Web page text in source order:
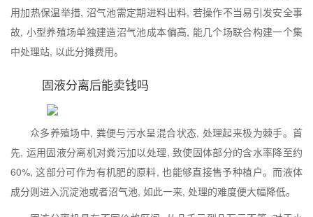
用加热保温举措, 沼气池需定期进料出料, 若操作不当易引发安全事
故, 小型养殖场单独建造沼气池成本偏高, 能几个场联合构建一个集
中处理站, 以此分摊费用。
固液分离后能卖钱吗
众多养殖场中, 粪便与污水呈混合状态, 处理起来极为棘手。首
先, 运用固液分离机对粪污加以处理, 致使固体部分的含水率降至约
60%, 这部分可作为有机肥的原料, 也能够直接售予种植户。而液体
成分则进入沉淀池或者沼气池, 如此一来, 处理的难度便大幅降低。